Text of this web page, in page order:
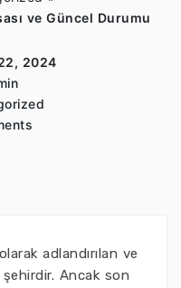
ve Güncel Durumu
2024
adlandırılan ve
Ancak son